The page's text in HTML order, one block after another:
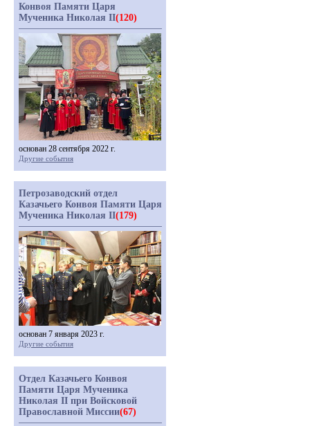
Конвоя Памяти Царя
Мученика Николая II(120)
основан 28 сентября 2022 г.
Другие события
Петрозаводский отдел
Казачьего Конвоя Памяти Царя
Мученика Николая II(179)
основан 7 января 2023 г.
Другие события
Отдел Казачьего Конвоя
Памяти Царя Мученика
Николая II при Войсковой
Православной Миссии(67)